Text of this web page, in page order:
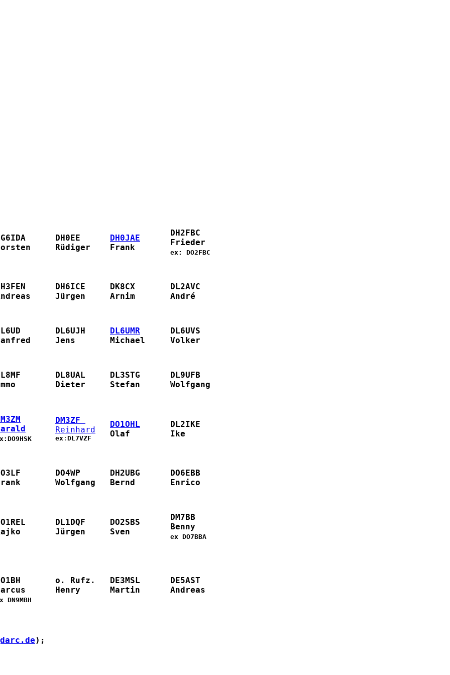
DH0EE
Rüdiger
DH0JAE
Frank
DH2FBC
Frieder
ex: DO2FBC
DH6ICE
Jürgen
DK8CX
Arnim
DL2AVC
André
DL6UJH
Jens
DL6UMR
Michael
DL6UVS
Volker
DL8UAL
Dieter
DL3STG
Stefan
DL9UFB
Wolfgang
DO9HSK
DM3ZF
Reinhard
ex : DL7VZF
DO1OHL
Olaf
DL2IKE
Ike
DO4WP
Wolfgang
DH2UBG
Bernd
DO6EBB
Enrico
DL1DQF
Jürgen
DO2SBS
Sven
DM7BB
Benny
ex DO7BBA
DN9MBH
o. Rufz.
Henry
DE3MSL
Martin
DE5AST
Andreas
);